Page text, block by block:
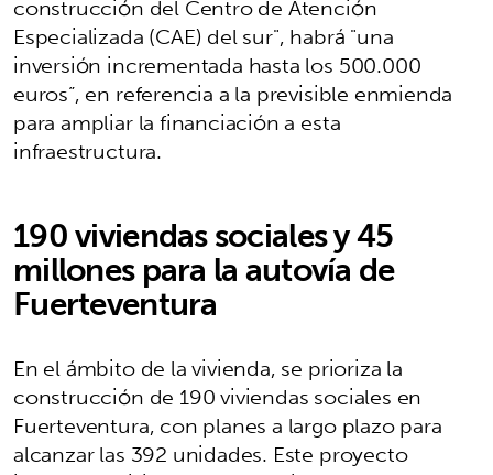
construcción del Centro de Atención
Especializada (CAE) del sur", habrá "una
inversión incrementada hasta los 500.000
euros”, en referencia a la previsible enmienda
para ampliar la financiación a esta
infraestructura.
190 viviendas sociales y 45
millones para la autovía de
Fuerteventura
En el ámbito de la vivienda, se prioriza la
construcción de 190 viviendas sociales en
Fuerteventura, con planes a largo plazo para
alcanzar las 392 unidades. Este proyecto